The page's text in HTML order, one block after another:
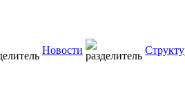
Новости